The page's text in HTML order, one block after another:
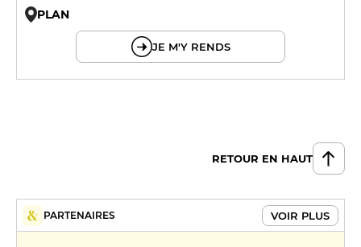
PLAN
JE M'Y RENDS
RETOUR EN HAUT
PARTENAIRES VOIR PLUS